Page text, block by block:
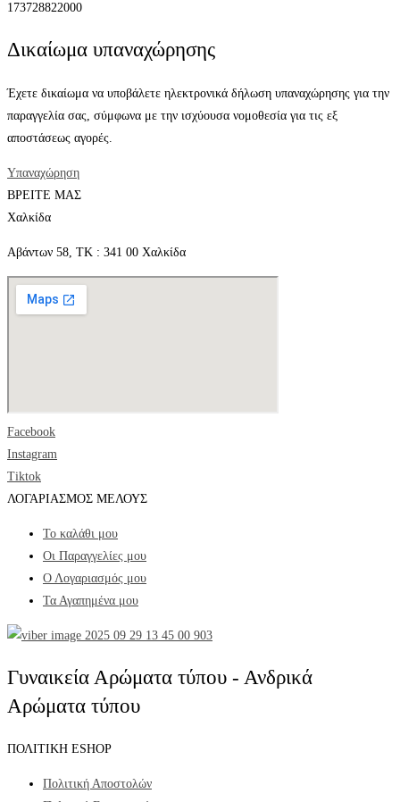
173728822000
Δικαίωμα υπαναχώρησης
Έχετε δικαίωμα να υποβάλετε ηλεκτρονικά δήλωση υπαναχώρησης για την
παραγγελία σας, σύμφωνα με την ισχύουσα νομοθεσία για τις εξ
αποστάσεως αγορές.
Υπαναχώρηση
ΒΡΕΙΤΕ ΜΑΣ
Χαλκίδα
Αβάντων 58, ΤΚ : 341 00 Χαλκίδα
Facebook
Instagram
Tiktok
ΛΟΓΑΡΙΑΣΜΟΣ ΜΕΛΟΥΣ
Το καλάθι μου
Οι Παραγγελίες μου
Ο Λογαριασμός μου
Τα Αγαπημένα μου
Γυναικεία Αρώματα τύπου - Ανδρικά
Αρώματα τύπου
ΠΟΛΙΤΙΚΗ ESHOP
Πολιτική Αποστολών